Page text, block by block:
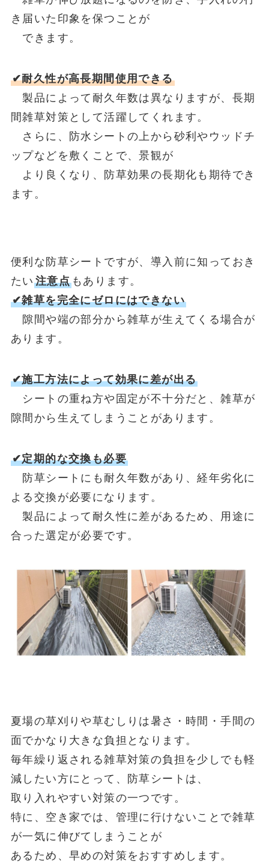
き届いた印象を保つことが
できます。
✔耐久性が高長期間使用できる
製品によって耐久年数は異なりますが、長期
間雑草対策として活躍してくれます。
さらに、防水シートの上から砂利やウッドチ
ップなどを敷くことで、景観が
より良くなり、防草効果の長期化も期待でき
ます。
便利な防草シートですが、導入前に知っておき
たい 注意点もあります。
✔雑草を完全にゼロにはできない
隙間や端の部分から雑草が生えてくる場合が
あります。
✔施工方法によって効果に差が出る
シートの重ね方や固定が不十分だと、雑草が
隙間から生えてしまうことがあります。
✔定期的な交換も必要
防草シートにも耐久年数があり、経年劣化に
よる交換が必要になります。
製品によって耐久性に差があるため、用途に
合った選定が必要です。
夏場の草刈りや草むしりは暑さ・時間・手間の
面でかなり大きな負担となります。
毎年繰り返される雑草対策の負担を少しでも軽
減したい方にとって、防草シートは、
取り入れやすい対策の一つです。
特に、空き家では、管理に行けないことで雑草
が一気に伸びてしまうことが
あるため、早めの対策をおすすめします。